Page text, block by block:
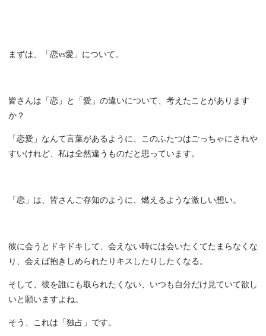
まずは、「恋vs愛」について。
皆さんは「恋」と「愛」の違いについて、考えたことがあります
か？
「恋愛」なんて言葉があるように、このふたつはごっちゃにされや
すいけれど、私は全然違うものだと思っています。
「恋」は、皆さんご存知のように、燃えるような激しい想い。
彼に会うとドキドキして、会えない時には会いたくてたまらなくな
り、会えば抱きしめられたりキスしたりしたくなる。
そして、彼を誰にも取られたくない、いつも自分だけ見ていて欲し
いと願いますよね。
そう、これは「独占」です。